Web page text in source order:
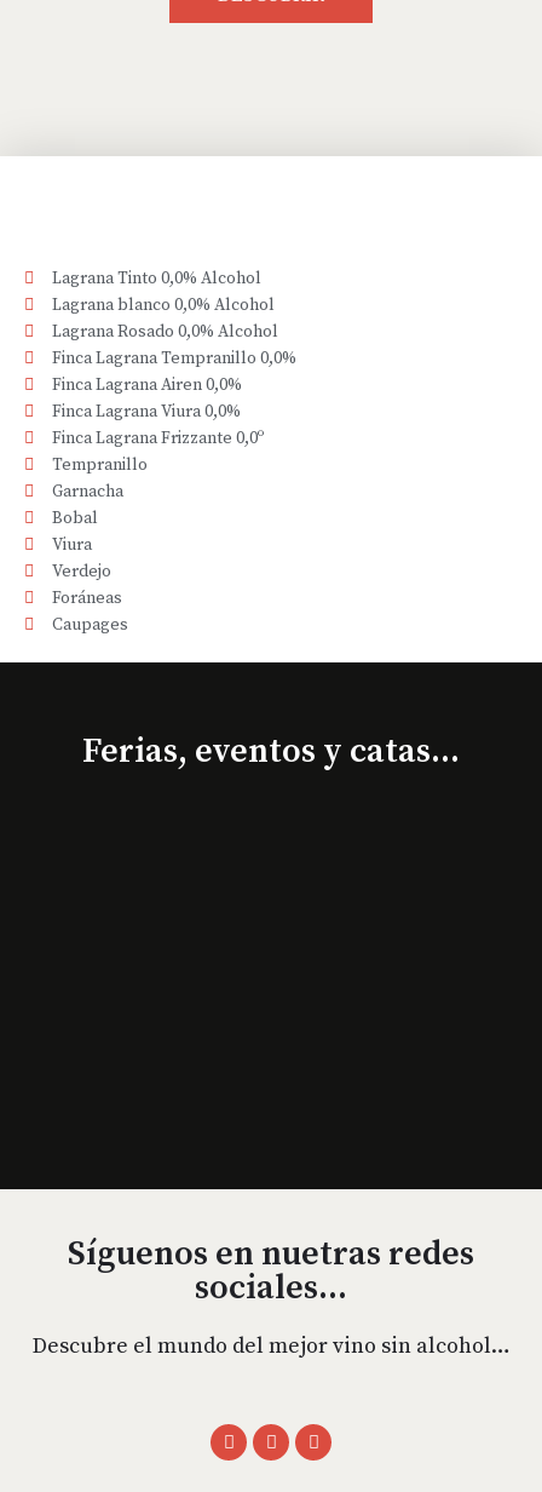
Lagrana Tinto 0,0% Alcohol
Lagrana blanco 0,0% Alcohol
Lagrana Rosado 0,0% Alcohol
Finca Lagrana Tempranillo 0,0%
Finca Lagrana Airen 0,0%
Finca Lagrana Viura 0,0%
Finca Lagrana Frizzante 0,0º
Tempranillo
Garnacha
Bobal
Viura
Verdejo
Foráneas
Caupages
Ferias, eventos y catas...
Síguenos en nuetras redes
sociales...
Descubre el mundo del mejor vino sin alcohol…